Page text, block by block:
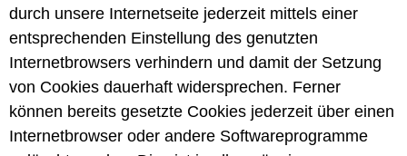
durch unsere Internetseite jederzeit mittels einer
entsprechenden Einstellung des genutzten
Internetbrowsers verhindern und damit der Setzung
von Cookies dauerhaft widersprechen. Ferner
können bereits gesetzte Cookies jederzeit über einen
Internetbrowser oder andere Softwareprogramme